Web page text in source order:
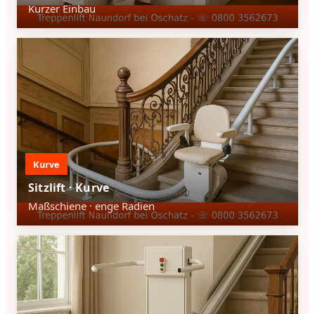
Kurzer Einbau
Kurve
Sitzlift · Kurve
Maßschiene · enge Radien